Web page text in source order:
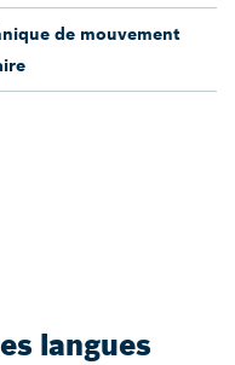
de mouvement
langues